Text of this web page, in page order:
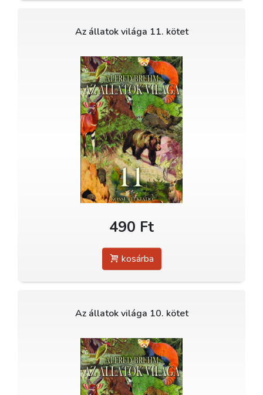
Az állatok világa 11. kötet
490 Ft
kosárba
Az állatok világa 10. kötet